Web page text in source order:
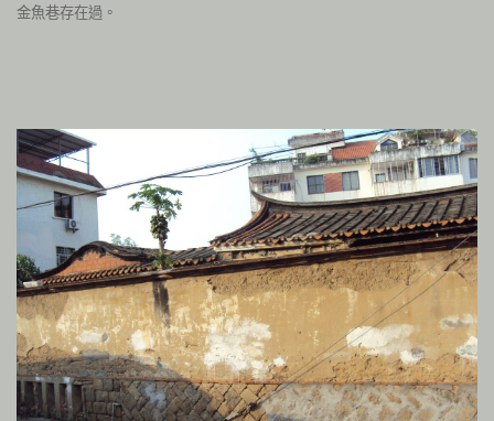
金魚巷存在過。